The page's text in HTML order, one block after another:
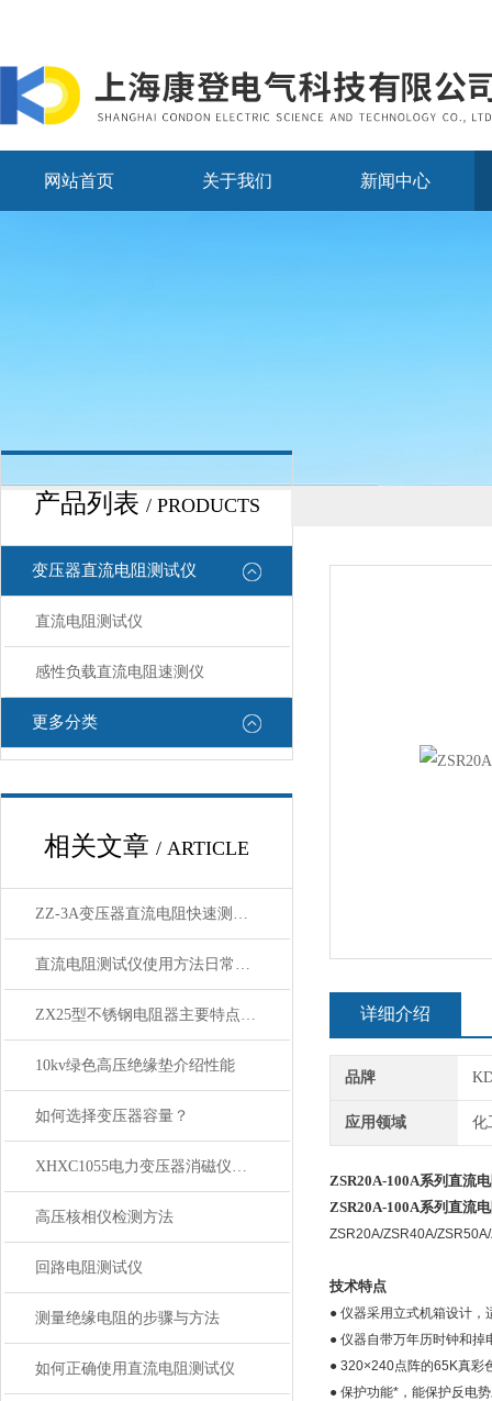
网站首页 关于我们 新闻中心
产品列表 / PRODUCTS
变压器直流电阻测试仪
直流电阻测试仪
感性负载直流电阻速测仪
更多分类
相关文章 / ARTICLE
ZZ-3A变压器直流电阻快速测试仪产品简介
直流电阻测试仪使用方法日常维护
ZX25型不锈钢电阻器主要特点技术参数
10kv绿色高压绝缘垫介绍性能
如何选择变压器容量？
XHXC1055电力变压器消磁仪主要性能特点
高压核相仪检测方法
回路电阻测试仪
测量绝缘电阻的步骤与方法
如何正确使用直流电阻测试仪
详细介绍
品牌
应用领域 化
ZSR20A-100A系列直流
ZSR20A-100A系列直流
ZSR20A/ZSR40A/
技术特点
● 仪器采用立式机箱设计，
● 仪器自带万年历时钟和
● 320×240点阵的65K真彩
● 保护功能*，能保护反电